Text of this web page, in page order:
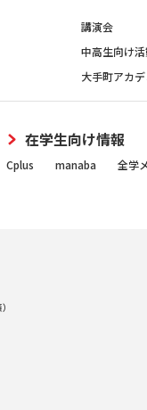
講演会
中高生向け
大手町アカ
在学生向け情報
Cplus manaba 全学